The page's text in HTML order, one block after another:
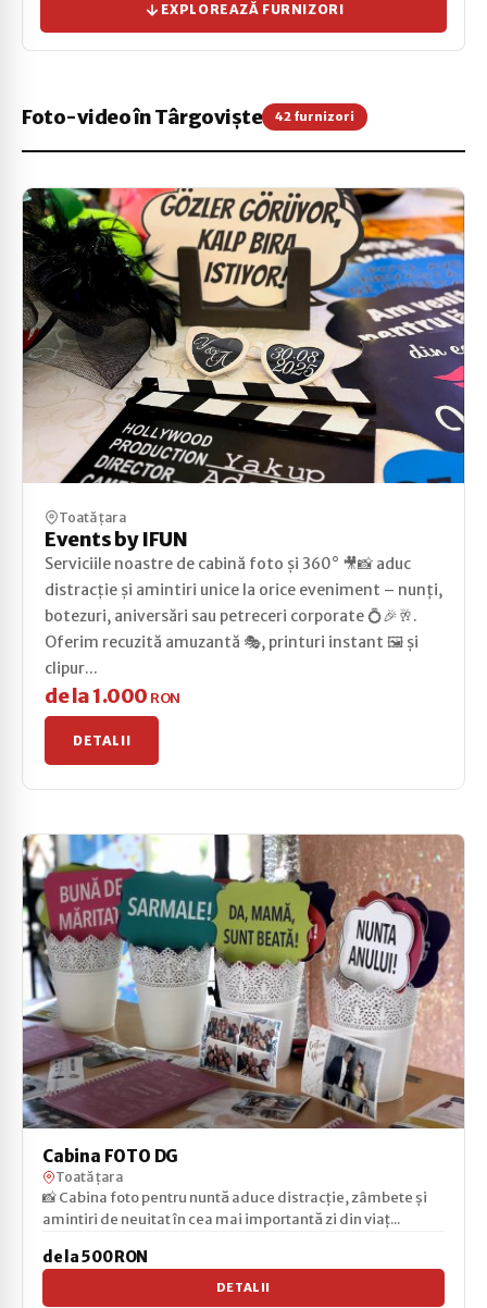
EXPLOREAZĂ FURNIZORI
Foto-video în Târgoviște 42 furnizori
Toată țara
Events by IFUN
Serviciile noastre de cabină foto și 360° 🎥📸 aduc
distracție și amintiri unice la orice eveniment – nunți,
botezuri, aniversări sau petreceri corporate 💍🎉🥂.
Oferim recuzită amuzantă 🎭, printuri instant 🖼️ și
clipur...
de la 1.000 RON
DETALII
Cabina FOTO DG
Toată țara
📸 Cabina foto pentru nuntă aduce distracție, zâmbete și
amintiri de neuitat în cea mai importantă zi din viaț...
de la 500 RON
DETALII